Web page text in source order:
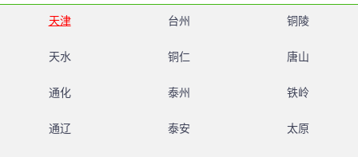
天津 台州 铜陵
天水 铜仁 唐山
通化 泰州 铁岭
通辽 泰安 太原